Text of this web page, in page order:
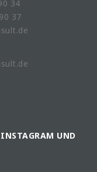
34
37
UND